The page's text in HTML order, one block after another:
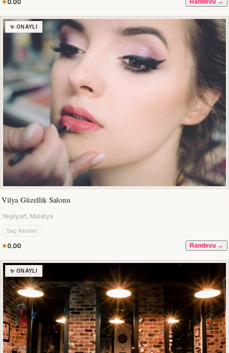
0.00 Randevu →
✨ ONAYLI
Vilya Güzellik Salonu
Yeşilyurt, Malatya
Saç Kesimi
0.00 Randevu →
✨ ONAYLI